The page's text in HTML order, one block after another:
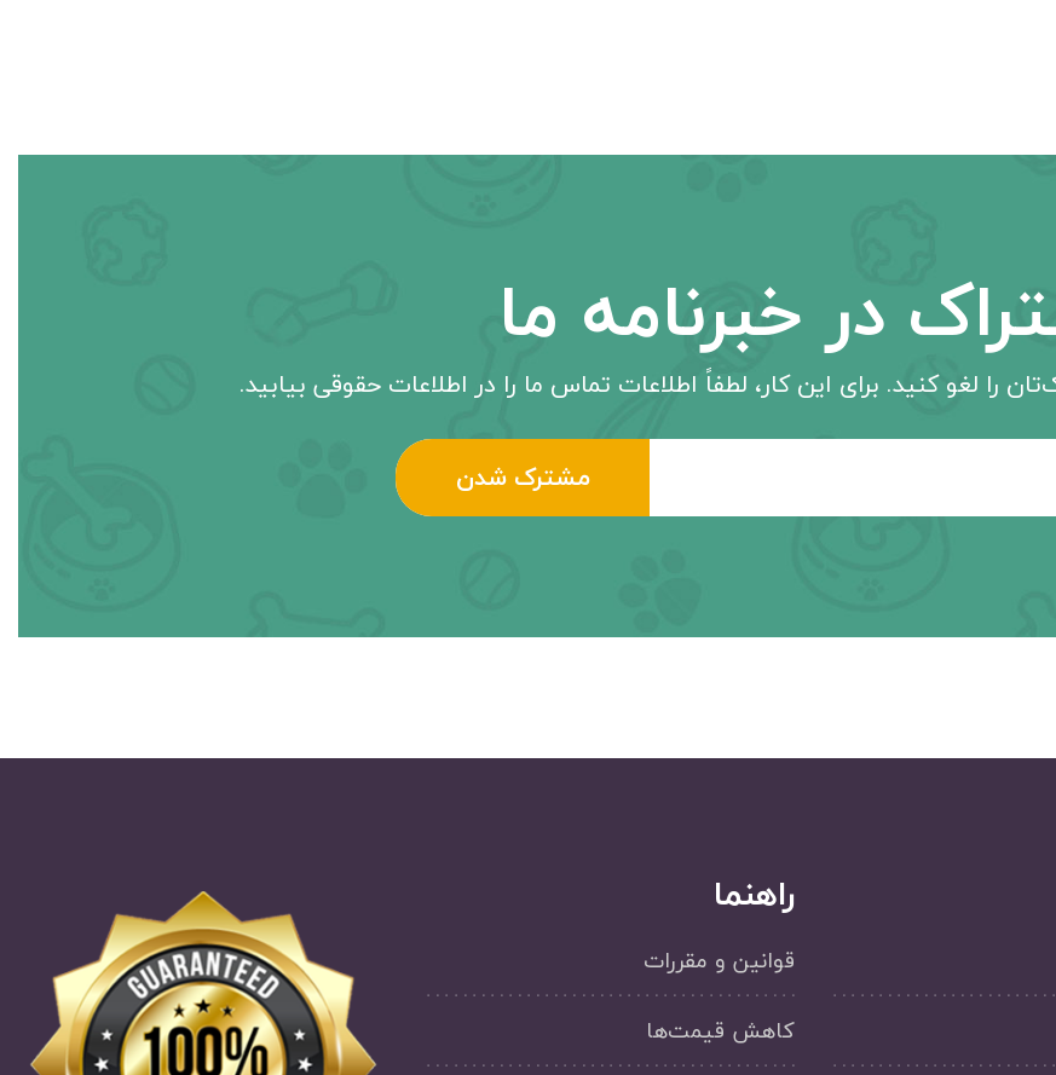
در خبرنامه ما
را لغو کنید. برای این کار، لطفاً اطلاعات تماس ما را در اطلاعات حقوقی بیابید.
راهنما
قوانین و مقررات
کاهش قیمت‌ها